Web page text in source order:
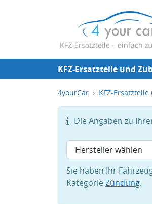
KFZ-Ersatzteile und
4yourCar KFZ-
Die Angaben zu
Sie haben Ihr
KategorieZündung.